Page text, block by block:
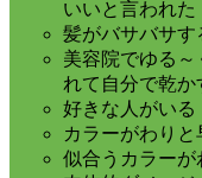
いいと言われた
髪がバサバサす
美容院でゆる
れて自分で乾
好きな人がいる
カラーがわり
似合うカラーが